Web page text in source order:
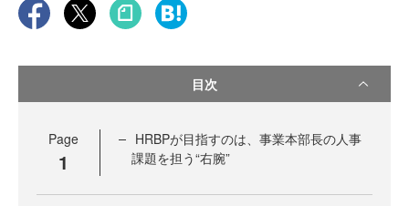
目次
Page
1
HRBPが目指すのは、事業本部長の人事
課題を担う“右腕”